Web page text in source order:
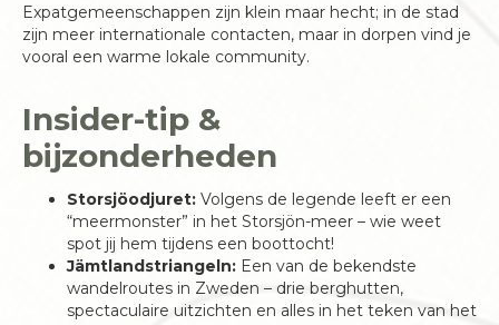
Expatgemeenschappen zijn klein maar hecht; in de stad
zijn meer internationale contacten, maar in dorpen vind je
vooral een warme lokale community.
Insider-tip &
bijzonderheden
Storsjöodjuret: Volgens de legende leeft er een
“meermonster” in het Storsjön-meer – wie weet
spot jij hem tijdens een boottocht!
Jämtlandstriangeln: Een van de bekendste
wandelroutes in Zweden – drie berghutten,
spectaculaire uitzichten en alles in het teken van het